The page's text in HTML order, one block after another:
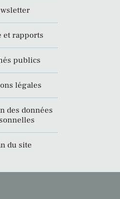
et rapports
publics
légales
des données
du site